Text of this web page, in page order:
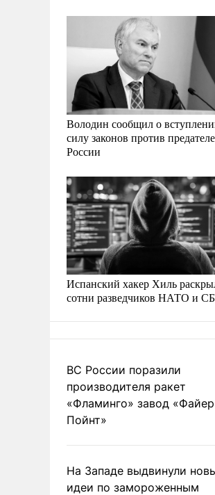
Володин сообщил о
силу законов против
России
Испанский хакер Хиль
сотни разведчиков НАТО и
ВС России поразили
производителя ракет
«Фламинго» завод «Файер
Пойнт»
На Западе выдвинули
идеи по замороженным